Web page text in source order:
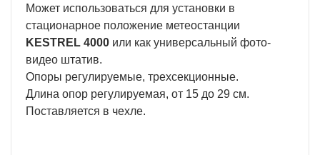
Может использоваться для установки в
стационарное положение метеостанции
KESTREL 4000 или как универсальный фото-
видео штатив.
Опоры регулируемые, трехсекционные.
Длина опор регулируемая, от 15 до 29 см.
Поставляется в чехле.